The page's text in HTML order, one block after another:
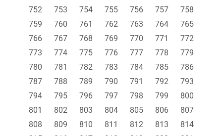
752
753 754 755 756 757
758
759
760 761 762 763 764
765
766
767 768 769 770 771
772
773
774 775 776 777 778
779
780
781 782 783 784 785
786
787
788 789 790 791 792
793
794
795 796 797 798 799
800
801
802 803 804 805 806
807
808
809 810 811 812 813
814